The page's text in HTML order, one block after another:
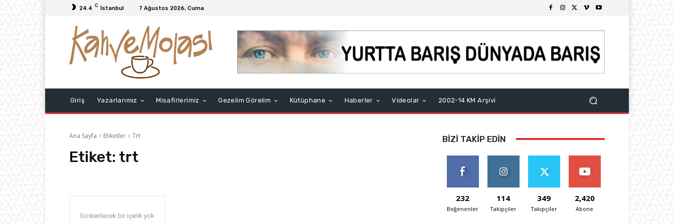
24.4 C İstanbul 7 Ağustos 2026, Cuma
Giriş Yazarlarımız Misafirlerimiz Gezelim Görelim Kütüphane Haberler Videolar 2002-14 KM Arşivi
Ana Sayfa Etiketler Trt
Etiket: trt
Gösterilecek bir içerik yok
BIZI TAKIP EDIN
232
Beğenenler
114
Takipçiler
349
Takipçiler
2,420
Abone